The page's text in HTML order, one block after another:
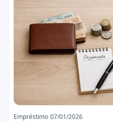
Empréstimo 07/01/2026